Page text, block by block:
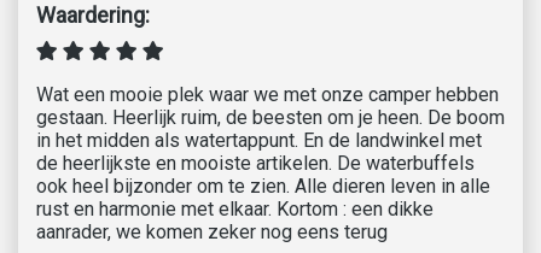
Waardering:
Wat een mooie plek waar we met onze camper hebben
gestaan. Heerlijk ruim, de beesten om je heen. De boom
in het midden als watertappunt. En de landwinkel met
de heerlijkste en mooiste artikelen. De waterbuffels
ook heel bijzonder om te zien. Alle dieren leven in alle
rust en harmonie met elkaar. Kortom : een dikke
aanrader, we komen zeker nog eens terug